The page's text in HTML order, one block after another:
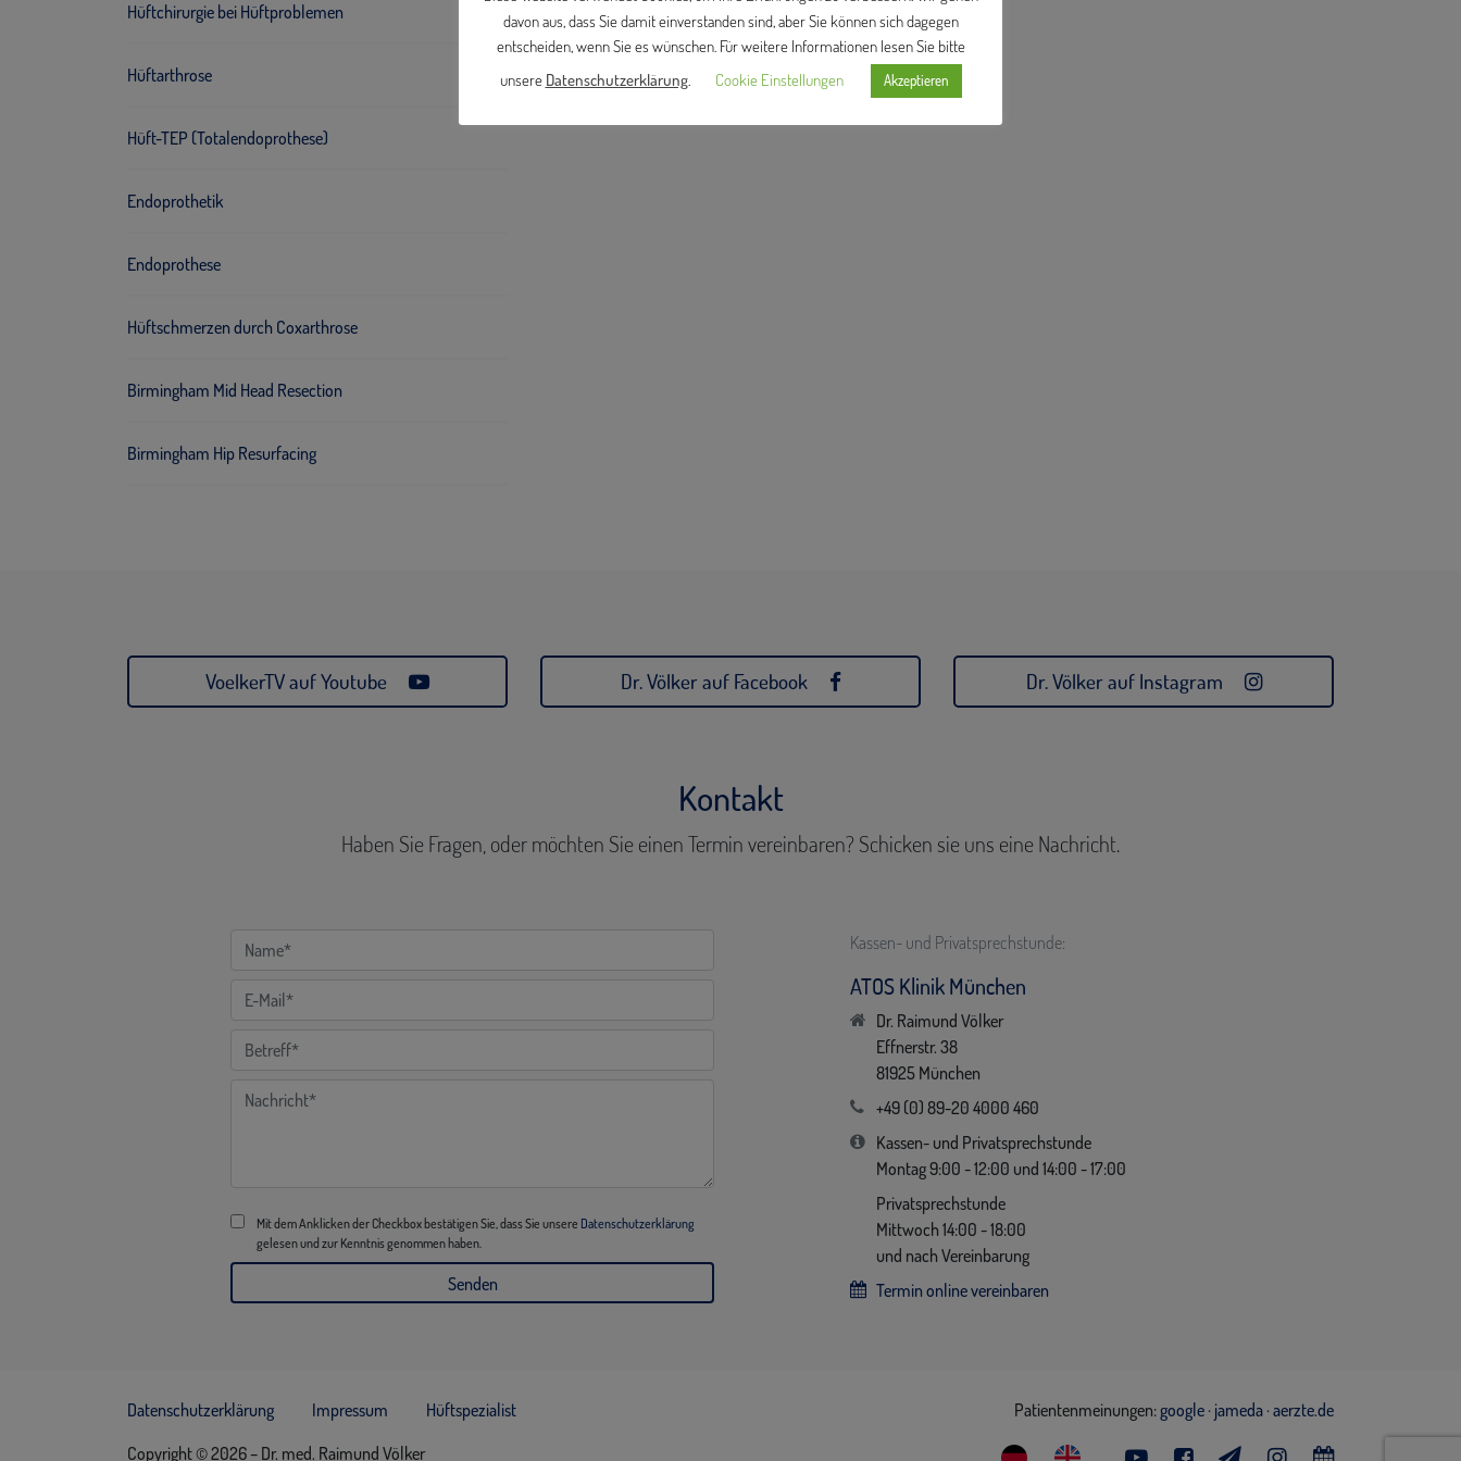
Hüftchirurgie bei Hüftproblemen
Hüftarthrose
Hüft-TEP (Totalendoprothese)
Endoprothetik
Endoprothese
Hüftschmerzen durch Coxarthrose
Birmingham Mid Head Resection
Birmingham Hip Resurfacing
VoelkerTV auf Youtube Dr. Völker auf Facebook Dr. Völker auf Instagram
Kontakt
Haben Sie Fragen, oder möchten Sie einen Termin vereinbaren? Schicken sie uns eine Nachricht.
Mit dem Anklicken der Checkbox bestätigen Sie, dass Sie unsere Datenschutzerklärung
gelesen und zur Kenntnis genommen haben.
Kassen- und Privatsprechstunde:
ATOS Klinik München
Dr. Raimund Völker
Effnerstr. 38
81925 München
+49 (0) 89-20 4000 460
Kassen- und Privatsprechstunde
Montag 9:00 - 12:00 und 14:00 - 17:00
Privatsprechstunde
Mittwoch 14:00 - 18:00
und nach Vereinbarung
Termin online vereinbaren
Datenschutzerklärung Impressum Hüftspezialist Patientenmeinungen:google · jameda ·aerzte.de
Copyright © 2026 – Dr. med. Raimund Völker
davon aus, dass Sie damit einverstanden sind, aber Sie können sich dagegen
entscheiden, wenn Sie es wünschen. Für weitere Informationen lesen Sie bitte
unsere Datenschutzerklärung. Cookie Einstellungen Akzeptieren